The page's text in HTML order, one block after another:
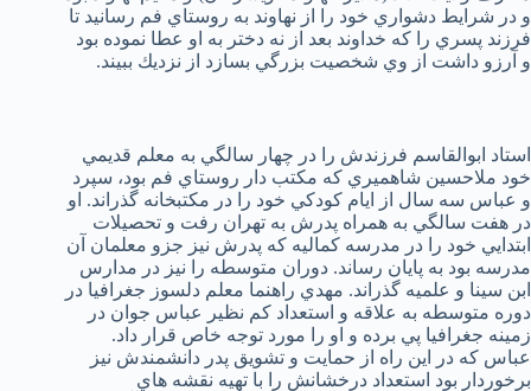
و در شرايط دشواري خود را از نهاوند به روستاي فم رسانيد تا
فرزند پسري را كه خداوند بعد از نه دختر به او عطا نموده بود
و آرزو داشت از وي شخصيت بزرگي بسازد از نزديك ببيند.
استاد ابوالقاسم فرزندش را در چهار سالگي به معلم قديمي
خود ملاحسين شاهميري كه مكتب دار روستاي فم بود، سپرد
و عباس سه سال از ايام كودكي خود را در مكتبخانه گذراند. او
در هفت سالگي به همراه پدرش به تهران رفت و تحصيلات
ابتدايي خود را در مدرسه كماليه كه پدرش نيز جزو معلمان آن
مدرسه بود به پايان رساند. دوران متوسطه را نيز در مدارس
ابن سينا و علميه گذراند. مهدي راهنما معلم دلسوز جغرافيا در
دوره متوسطه به علاقه و استعداد كم نظير عباس جوان در
زمينه جغرافيا پي برده و او را مورد توجه خاص قرار داد.
عباس كه در اين راه از حمايت و تشويق پدر دانشمندش نيز
برخوردار بود استعداد درخشانش را با تهيه نقشه هاي